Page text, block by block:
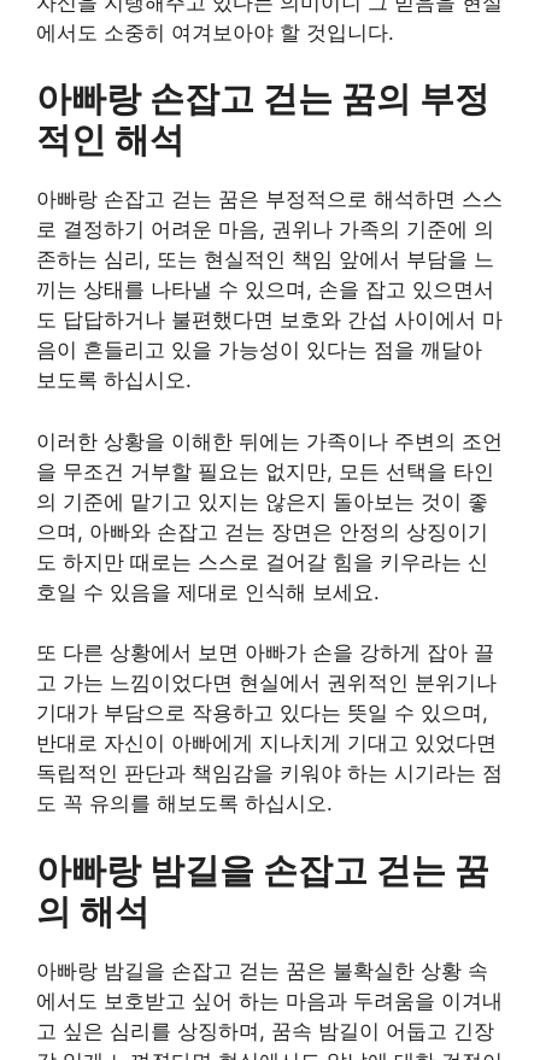
에서도 소중히 여겨보아야 할 것입니다.
아빠랑 손잡고 걷는 꿈의 부정
적인 해석
아빠랑 손잡고 걷는 꿈은 부정적으로 해석하면 스스
로 결정하기 어려운 마음, 권위나 가족의 기준에 의
존하는 심리, 또는 현실적인 책임 앞에서 부담을 느
끼는 상태를 나타낼 수 있으며, 손을 잡고 있으면서
도 답답하거나 불편했다면 보호와 간섭 사이에서 마
음이 흔들리고 있을 가능성이 있다는 점을 깨달아
보도록 하십시오.
이러한 상황을 이해한 뒤에는 가족이나 주변의 조언
을 무조건 거부할 필요는 없지만, 모든 선택을 타인
의 기준에 맡기고 있지는 않은지 돌아보는 것이 좋
으며, 아빠와 손잡고 걷는 장면은 안정의 상징이기
도 하지만 때로는 스스로 걸어갈 힘을 키우라는 신
호일 수 있음을 제대로 인식해 보세요.
또 다른 상황에서 보면 아빠가 손을 강하게 잡아 끌
고 가는 느낌이었다면 현실에서 권위적인 분위기나
기대가 부담으로 작용하고 있다는 뜻일 수 있으며,
반대로 자신이 아빠에게 지나치게 기대고 있었다면
독립적인 판단과 책임감을 키워야 하는 시기라는 점
도 꼭 유의를 해보도록 하십시오.
아빠랑 밤길을 손잡고 걷는 꿈
의 해석
아빠랑 밤길을 손잡고 걷는 꿈은 불확실한 상황 속
에서도 보호받고 싶어 하는 마음과 두려움을 이겨내
고 싶은 심리를 상징하며, 꿈속 밤길이 어둡고 긴장